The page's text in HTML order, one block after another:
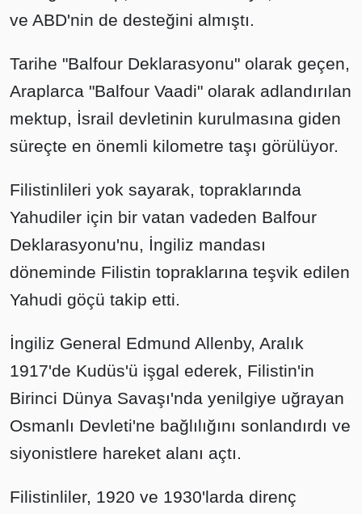
ve ABD'nin de desteğini almıştı.
Tarihe "Balfour Deklarasyonu" olarak geçen,
Araplarca "Balfour Vaadi" olarak adlandırılan
mektup, İsrail devletinin kurulmasına giden
süreçte en önemli kilometre taşı görülüyor.
Filistinlileri yok sayarak, topraklarında
Yahudiler için bir vatan vadeden Balfour
Deklarasyonu'nu, İngiliz mandası
döneminde Filistin topraklarına teşvik edilen
Yahudi göçü takip etti.
İngiliz General Edmund Allenby, Aralık
1917'de Kudüs'ü işgal ederek, Filistin'in
Birinci Dünya Savaşı'nda yenilgiye uğrayan
Osmanlı Devleti'ne bağlılığını sonlandırdı ve
siyonistlere hareket alanı açtı.
Filistinliler, 1920 ve 1930'larda direnç